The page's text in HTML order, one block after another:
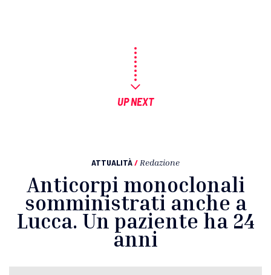
UP NEXT
ATTUALITÀ/ Redazione
Anticorpi monoclonali
somministrati anche a
Lucca. Un paziente ha 24
anni